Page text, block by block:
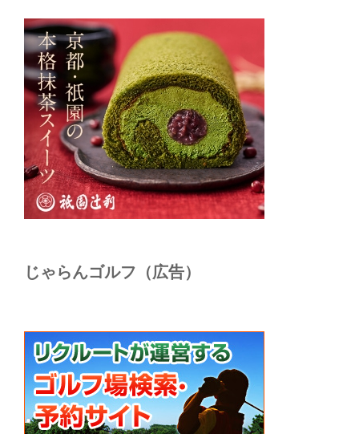
じゃらんゴルフ（広告）